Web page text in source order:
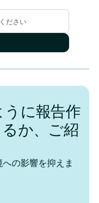
に報告作
か、ご紹
の影響を抑えま